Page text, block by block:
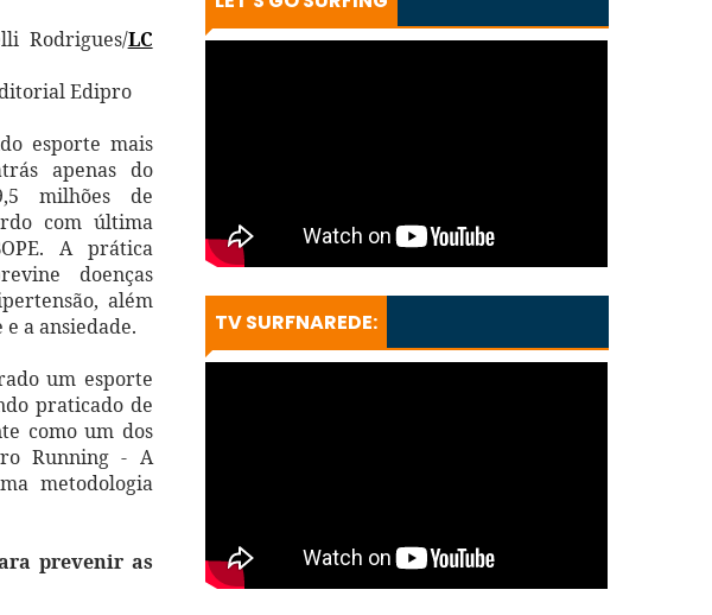
Rodrigues/LC
Edipro
esporte mais
apenas do
milhões de
com última
A prática
doenças
além
a ansiedade.
um esporte
praticado de
como um dos
Running - A
metodologia
prevenir as
TV SURFNAREDE: